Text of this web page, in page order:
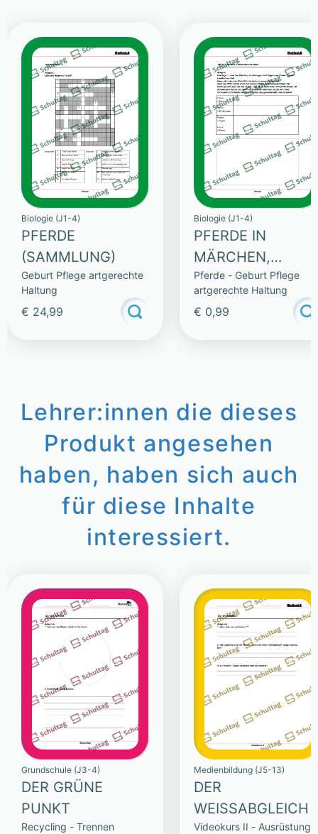
Biologie (J1-4)
PFERDE
(SAMMLUNG)
Geburt Pflege artgerechte
Haltung
€ 24,99
Biologie (J1-4)
PFERDE IN
MÄRCHEN,
ERZÄHLUNGEN
UND SAGEN
Pferde - Geburt Pflege
artgerechte Haltung
€ 0,99
Lehrer:innen die dieses
Produkt angesehen
haben, haben sich auch
für diese Inhalte
interessiert.
Grundschule (J3-4)
DER GRÜNE
PUNKT
Recycling - Trennen
Medienbildung (J5-13)
DER
WEISSABGLEICH
Videokurs II - Ausrüstung